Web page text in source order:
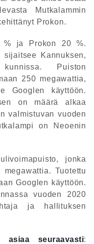
Mutkalammin
Prokon.
% ja Prokon 20 %.
sijaitsee Kannuksen,
Puiston
250 megawattia,
Googlen käyttöön.
on määrä alkaa
valmistuvan vuoden
on Neoenin
jonka
Tuotettu
Googlen käyttöön.
vuoden 2020
ja hallituksen
asiaa seuraavasti: